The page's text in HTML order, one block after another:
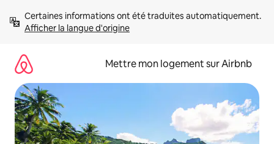
directement
Afficher la langue d'origine
Mettre mon logement sur Airbnb